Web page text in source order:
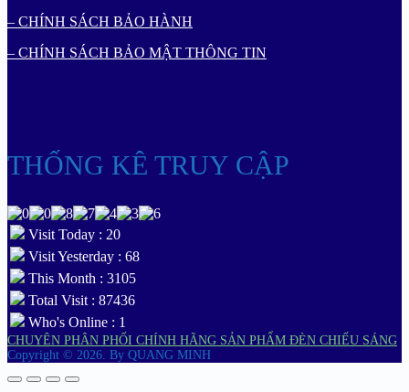
– CHÍNH SÁCH BẢO HÀNH
– CHÍNH SÁCH BẢO MẬT THÔNG TIN
THỐNG KÊ TRUY CẬP
Visit Today : 20
Visit Yesterday : 68
This Month : 3105
Total Visit : 87436
Who's Online : 1
CHUYÊN PHÂN PHỐI CHÍNH HÃNG SẢN PHẨM ĐÈN CHIẾU SÁNG
Copyright © 2026. By QUANG MINH